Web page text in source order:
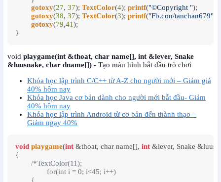
gotoxy(27, 37); TextColor(4); printf("©Copyright ");
gotoxy(38, 37); TextColor(3); printf("Fb.con/tanchan679"
gotoxy(79,41);
}
void playgame(int &thoat, char name[], int &lever, Snake
&luusnake, char dname[]) - Tạo màn hình bắt đầu trò chơi
Khóa học lập trình C/C++ từ A-Z cho người mới – Giảm giá
40% hôm nay
Khóa học Java cơ bản dành cho người mới bắt đầu- Giảm
40% hôm nay
Khóa học lập trình Android từ cơ bản đến thành thạo –
Giảm ngay 40%
void playgame(int &thoat, char name[], int &lever, Snake
{
/*TextColor(11);